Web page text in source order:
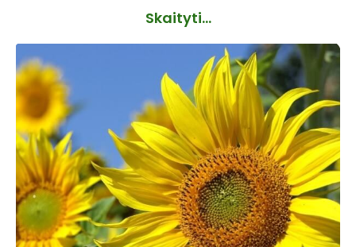
Skaityti...